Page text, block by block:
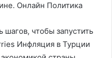
Онлайн Политика
чтобы запустить
Инфляция в Турции